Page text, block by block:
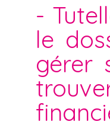
-
le
gérer